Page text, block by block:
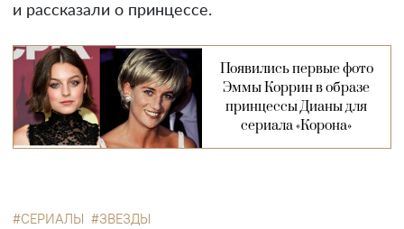
и рассказали о принцессе.
Появились первые фото
Эммы Коррин в образе
принцессы Дианы для
сериала «Корона»
СЕРИАЛЫ ЗВЕЗДЫ